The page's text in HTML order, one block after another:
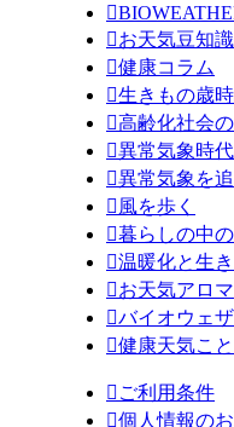

お天気豆知識
健康コラム
生きもの歳
高齢化社会
異常気象時
異常気象を追
 風を歩く
暮らしの中
温暖化と生
お天気アロマ
バイオウェ
健康天気こ
 ご利用条件
個人情報の